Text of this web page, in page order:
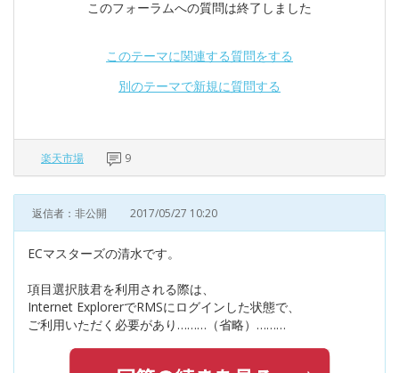
このフォーラムへの質問は終了しました
このテーマに関連する質問をする
別のテーマで新規に質問する
楽天市場 9
返信者：非公開 2017/05/27 10:20
ECマスターズの清水です。
項目選択肢君を利用される際は、
Internet ExplorerでRMSにログインした状態で、
ご利用いただく必要があり………（省略）………